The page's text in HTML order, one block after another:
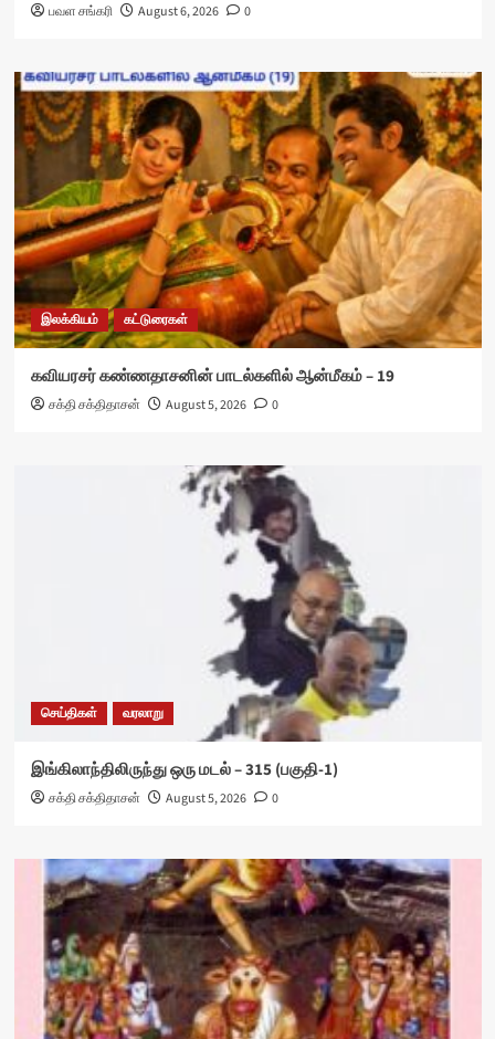
பவள சங்கரி August 6, 2026 0
இலக்கியம் கட்டுரைகள்
கவியரசர் கண்ணதாசனின் பாடல்களில் ஆன்மீகம் – 19
சக்தி சக்திதாசன் August 5, 2026 0
செய்திகள் வரலாறு
இங்கிலாந்திலிருந்து ஒரு மடல் – 315 (பகுதி-1)
சக்தி சக்திதாசன் August 5, 2026 0